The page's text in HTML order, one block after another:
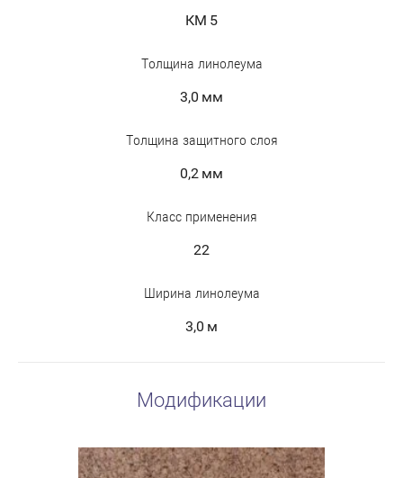
КМ 5
Толщина линолеума
3,0 мм
Толщина защитного слоя
0,2 мм
Класс применения
22
Ширина линолеума
3,0 м
Модификации